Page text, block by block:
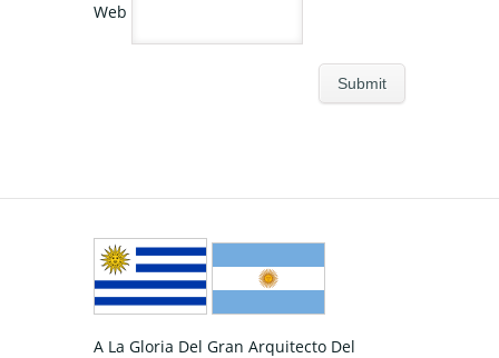
Web
A La Gloria Del Gran Arquitecto Del